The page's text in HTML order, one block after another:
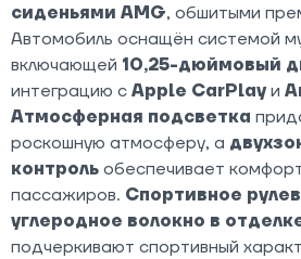
сиденьями AMG, обшитыми
Автомобиль оснащён системой
включающей 10,25-дюймовый
интеграцию с Apple CarPlayи
Атмосферная подсветка
роскошную атмосферу, а
контроль обеспечивает
пассажиров. Спортивное
углеродное волокно в
подчеркивают спортивный